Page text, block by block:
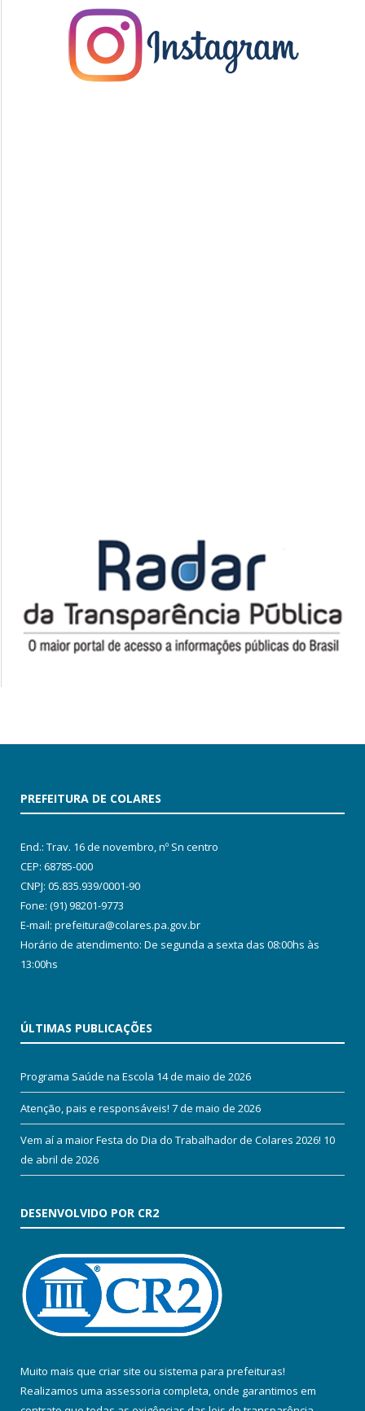
PREFEITURA DE COLARES
End.: Trav. 16 de novembro, nº Sn centro
CEP: 68785-000
CNPJ: 05.835.939/0001-90
Fone: (91) 98201-9773
E-mail: prefeitura@colares.pa.gov.br
Horário de atendimento: De segunda a sexta das 08:00hs às
13:00hs
ÚLTIMAS PUBLICAÇÕES
Programa Saúde na Escola 14 de maio de 2026
Atenção, pais e responsáveis! 7 de maio de 2026
Vem aí a maior Festa do Dia do Trabalhador de Colares 2026! 10
de abril de 2026
DESENVOLVIDO POR CR2
Muito mais que criar site ou sistema para prefeituras!
Realizamos uma assessoria completa, onde garantimos em